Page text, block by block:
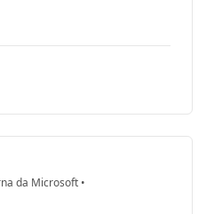
da Microsoft •